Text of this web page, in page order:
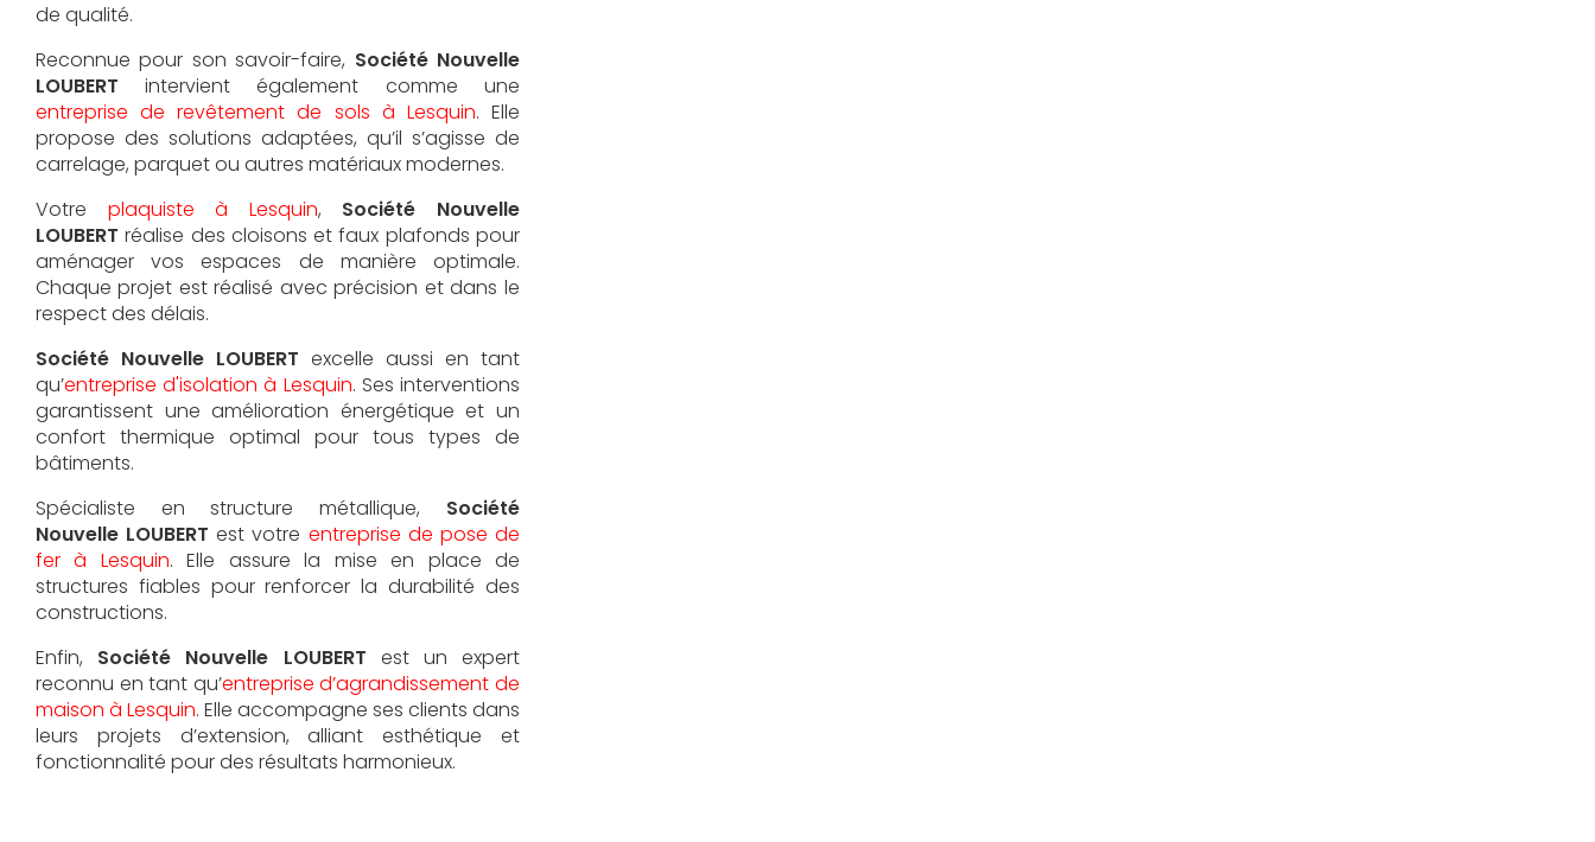
de qualité.
Reconnue pour son savoir-faire, Société Nouvelle
LOUBERT intervient également comme une
entreprise de revêtement de sols à Lesquin. Elle
propose des solutions adaptées, qu’il s’agisse de
carrelage, parquet ou autres matériaux modernes.
Votre plaquiste à Lesquin, Société Nouvelle
LOUBERT réalise des cloisons et faux plafonds pour
aménager vos espaces de manière optimale.
Chaque projet est réalisé avec précision et dans le
respect des délais.
Société Nouvelle LOUBERT excelle aussi en tant
qu’entreprise d'isolation à Lesquin. Ses interventions
garantissent une amélioration énergétique et un
confort thermique optimal pour tous types de
bâtiments.
Spécialiste en structure métallique, Société
Nouvelle LOUBERT est votre entreprise de pose de
fer à Lesquin. Elle assure la mise en place de
structures fiables pour renforcer la durabilité des
constructions.
Enfin, Société Nouvelle LOUBERT est un expert
reconnu en tant qu’entreprise d’agrandissement de
maison à Lesquin. Elle accompagne ses clients dans
leurs projets d’extension, alliant esthétique et
fonctionnalité pour des résultats harmonieux.